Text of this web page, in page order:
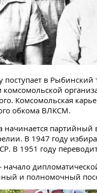
поступает в Рыбинский
комсомольской
Комсомольская
обкома ВЛКСМ.
начинается
В 1947 году
В 1951 году
начало
и полномочный